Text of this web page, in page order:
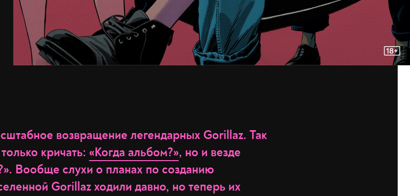
возвращение легендарных Gorillaz. Так
кричать: «Когда альбом?», но и везде
Вообще слухи о планах по созданию
Gorillaz ходили давно, но теперь их